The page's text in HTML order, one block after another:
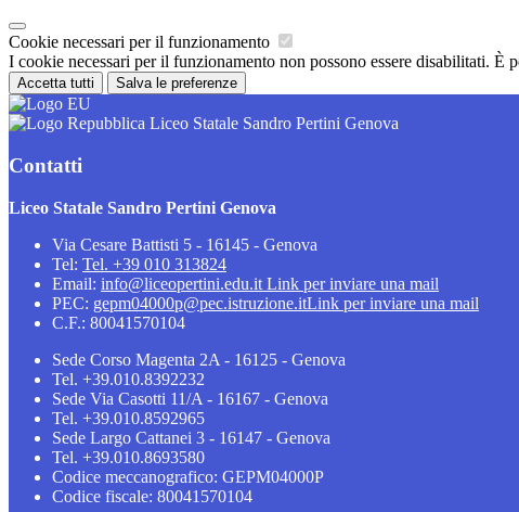
Cookie necessari per il funzionamento
I cookie necessari per il funzionamento non possono essere disabilitati.
Accetta tutti Salva le preferenze
Liceo Statale Sandro Pertini Genova
Contatti
Liceo Statale Sandro Pertini Genova
Via Cesare Battisti 5 - 16145 - Genova
Tel: Tel. +39 010 313824
Email: info@liceopertini.edu.it Link per inviare una mail
PEC: gepm04000p@pec.istruzione.itLink per inviare una mail
C.F.: 80041570104
Sede Corso Magenta 2A - 16125 - Genova
Tel. +39.010.8392232
Sede Via Casotti 11/A - 16167 - Genova
Tel. +39.010.8592965
Sede Largo Cattanei 3 - 16147 - Genova
Tel. +39.010.8693580
Codice meccanografico: GEPM04000P
Codice fiscale: 80041570104